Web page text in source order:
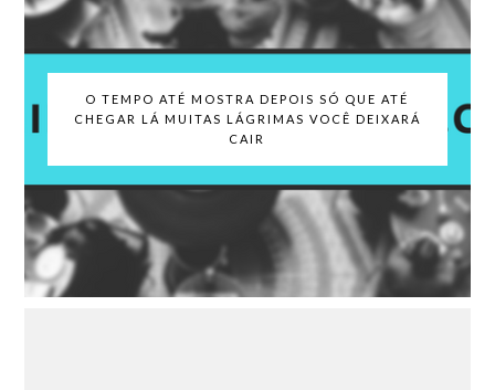
O TEMPO ATÉ MOSTRA DEPOIS SÓ QUE ATÉ
CHEGAR LÁ MUITAS LÁGRIMAS VOCÊ DEIXARÁ
CAIR